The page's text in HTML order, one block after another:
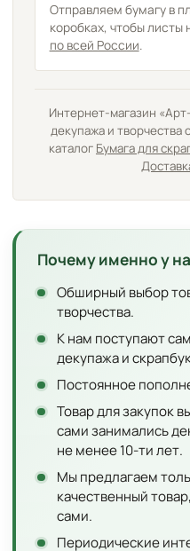
Отправляем бумагу в
коробках, чтобы
по всей России.
Интернет-магазин
декупажа и творчества
каталог Бумага для
Почему именно у
Обширный выбор
творчества.
К нам поступают
декупажа и
Постоянное
Товар для закупок
сами занимались
не менее 10-ти лет.
Мы предлагаем
качественный
сами.
Периодические